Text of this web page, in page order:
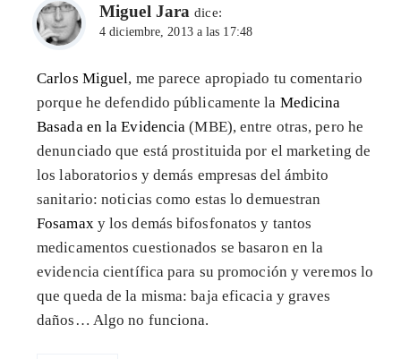
Miguel Jara dice:
4 diciembre, 2013 a las 17:48
Carlos Miguel, me parece apropiado tu comentario
porque he defendido públicamente la Medicina
Basada en la Evidencia (MBE), entre otras, pero he
denunciado que está prostituida por el marketing de
los laboratorios y demás empresas del ámbito
sanitario: noticias como estas lo demuestran
Fosamax y los demás bifosfonatos y tantos
medicamentos cuestionados se basaron en la
evidencia científica para su promoción y veremos lo
que queda de la misma: baja eficacia y graves
daños… Algo no funciona.